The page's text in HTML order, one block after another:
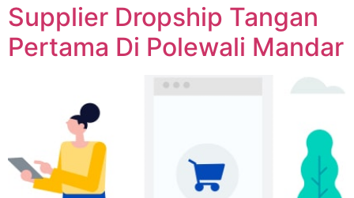
Supplier Dropship Tangan
Pertama Di Polewali Mandar